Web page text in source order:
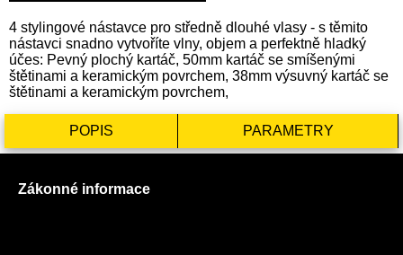
4 stylingové nástavce pro středně dlouhé vlasy - s těmito
nástavci snadno vytvoříte vlny, objem a perfektně hladký
účes: Pevný plochý kartáč, 50mm kartáč se smíšenými
štětinami a keramickým povrchem, 38mm výsuvný kartáč se
štětinami a keramickým povrchem,
POPIS PARAMETRY
Zákonné informace